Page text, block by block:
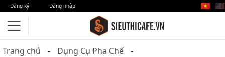
Đăng ký Đăng nhập 🇻🇳 🇺🇸
Trang chủ
Dụng Cụ Pha Chế